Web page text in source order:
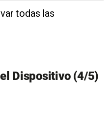
todas las
Dispositivo (4/5)